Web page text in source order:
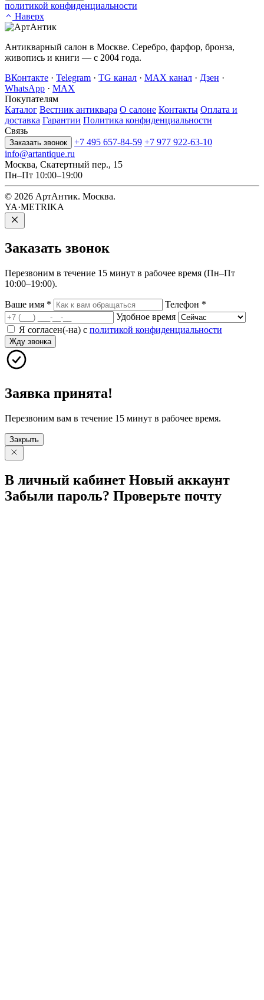
политикой конфиденциальности
Наверх
Антикварный салон в Москве. Серебро, фарфор, бронза,
живопись и книги — с 2004 года.
ВКонтакте · Telegram · TG канал · MAX канал · Дзен ·
WhatsApp · MAX
Покупателям
Каталог Вестник антиквара О салоне Контакты Оплата и
доставка Гарантии Политика конфиденциальности
Связь
Заказать звонок +7 495 657-84-59 +7 977 922-63-10
info@artantique.ru
Москва, Скатертный пер., 15
Пн–Пт 10:00–19:00
© 2026 АртАнтик. Москва.
YA·METRIKA
Заказать звонок
Перезвоним в течение 15 минут в рабочее время (Пн–Пт
10:00–19:00).
Ваше имя * Телефон *
Удобное время
Я согласен(-на) с политикой конфиденциальности
Жду звонка
Заявка принята!
Перезвоним вам в течение 15 минут в рабочее время.
Закрыть
В личный кабинет Новый аккаунт
Забыли пароль? Проверьте почту